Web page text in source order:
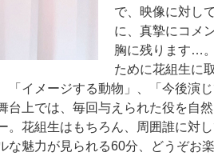
で、映像に対し
に、真摯にコメ
胸に残ります…
ために花組生に
イメージする動物」、「今後演
上では、毎回与えられた役を自
花組生はもちろん、周囲誰に対
魅力が見られる60分、どうぞお楽